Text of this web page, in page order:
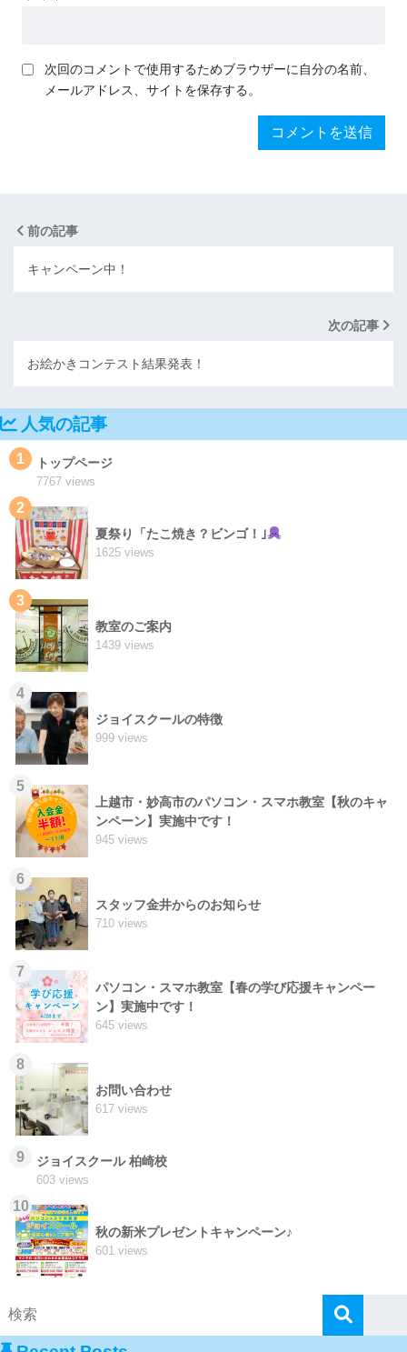
次回のコメントで使用するためブラウザーに自分の名前、
メールアドレス、サイトを保存する。
前の記事
キャンペーン中！
次の記事
お絵かきコンテスト結果発表！
人気の記事
1 トップページ
7767 views
2
夏祭り「たこ焼き？ビンゴ！｣
1625 views
3
教室のご案内
1439 views
4
ジョイスクールの特徴
999 views
5
上越市・妙高市のパソコン・スマホ教室【秋のキャ
ンペーン】実施中です！
945 views
6
スタッフ金井からのお知らせ
710 views
7
パソコン・スマホ教室【春の学び応援キャンペー
ン】実施中です！
645 views
8
お問い合わせ
617 views
9 ジョイスクール 柏崎校
603 views
10
秋の新米プレゼントキャンペーン♪
601 views